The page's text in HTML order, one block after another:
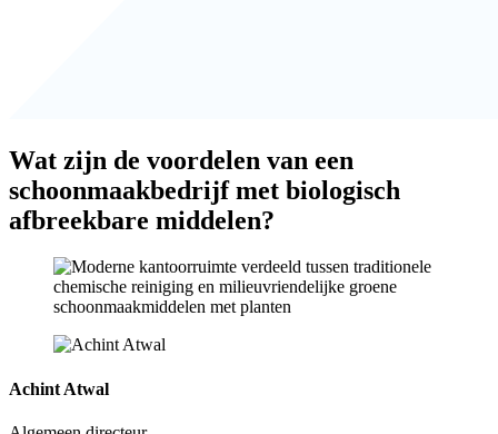
Wat zijn de voordelen van een
schoonmaakbedrijf met biologisch
afbreekbare middelen?
Achint Atwal